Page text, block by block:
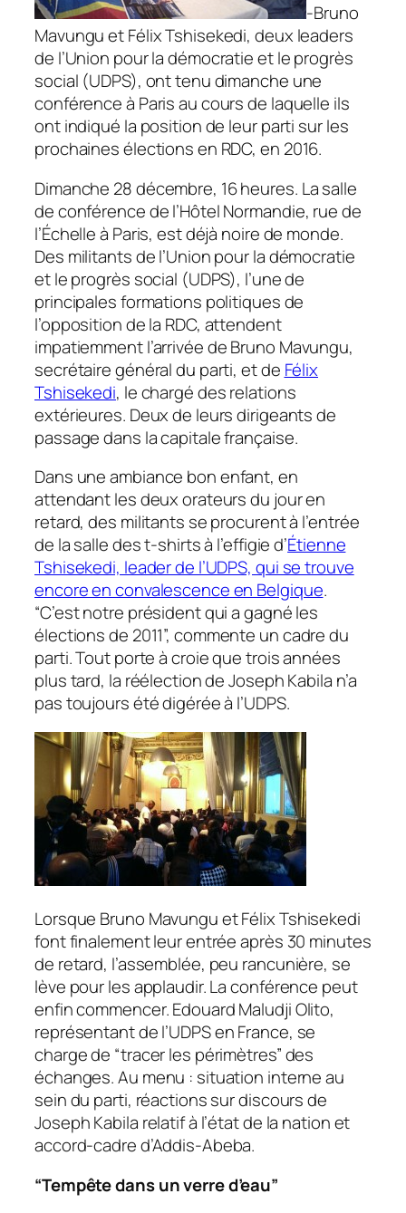
-Bruno
Mavungu et Félix Tshisekedi, deux leaders
de l’Union pour la démocratie et le progrès
social (UDPS), ont tenu dimanche une
conférence à Paris au cours de laquelle ils
ont indiqué la position de leur parti sur les
prochaines élections en RDC, en 2016.
Dimanche 28 décembre, 16 heures. La salle
de conférence de l’Hôtel Normandie, rue de
l’Échelle à Paris, est déjà noire de monde.
Des militants de l’Union pour la démocratie
et le progrès social (UDPS), l’une de
principales formations politiques de
l’opposition de la RDC, attendent
impatiemment l’arrivée de Bruno Mavungu,
secrétaire général du parti, et de Félix
Tshisekedi, le chargé des relations
extérieures. Deux de leurs dirigeants de
passage dans la capitale française.
Dans une ambiance bon enfant, en
attendant les deux orateurs du jour en
retard, des militants se procurent à l’entrée
de la salle des t-shirts à l’effigie d’Étienne
Tshisekedi, leader de l’UDPS, qui se trouve
encore en convalescence en Belgique.
“C’est notre président qui a gagné les
élections de 2011”, commente un cadre du
parti. Tout porte à croie que trois années
plus tard, la réélection de Joseph Kabila n’a
pas toujours été digérée à l’UDPS.
Lorsque Bruno Mavungu et Félix Tshisekedi
font finalement leur entrée après 30 minutes
de retard, l’assemblée, peu rancunière, se
lève pour les applaudir. La conférence peut
enfin commencer. Edouard Maludji Olito,
représentant de l’UDPS en France, se
charge de “tracer les périmètres” des
échanges. Au menu : situation interne au
sein du parti, réactions sur discours de
Joseph Kabila relatif à l’état de la nation et
accord-cadre d’Addis-Abeba.
“Tempête dans un verre d’eau”